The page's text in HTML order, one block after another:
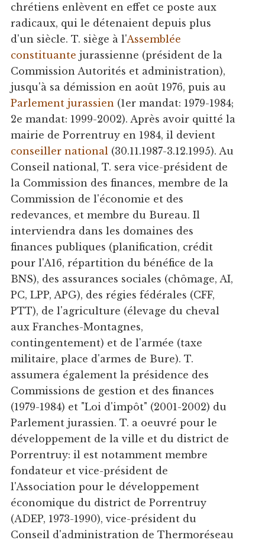
chrétiens enlèvent en effet ce poste aux
radicaux, qui le détenaient depuis plus
d'un siècle. T. siège à l'Assemblée
constituante jurassienne (président de la
Commission Autorités et administration),
jusqu'à sa démission en août 1976, puis au
Parlement jurassien (1er mandat: 1979-1984;
2e mandat: 1999-2002). Après avoir quitté la
mairie de Porrentruy en 1984, il devient
conseiller national (30.11.1987-3.12.1995). Au
Conseil national, T. sera vice-président de
la Commission des finances, membre de la
Commission de l'économie et des
redevances, et membre du Bureau. Il
interviendra dans les domaines des
finances publiques (planification, crédit
pour l'A16, répartition du bénéfice de la
BNS), des assurances sociales (chômage, AI,
PC, LPP, APG), des régies fédérales (CFF,
PTT), de l'agriculture (élevage du cheval
aux Franches-Montagnes,
contingentement) et de l'armée (taxe
militaire, place d'armes de Bure). T.
assumera également la présidence des
Commissions de gestion et des finances
(1979-1984) et "Loi d'impôt" (2001-2002) du
Parlement jurassien. T. a oeuvré pour le
développement de la ville et du district de
Porrentruy: il est notamment membre
fondateur et vice-président de
l'Association pour le développement
économique du district de Porrentruy
(ADEP, 1973-1990), vice-président du
Conseil d'administration de Thermoréseau